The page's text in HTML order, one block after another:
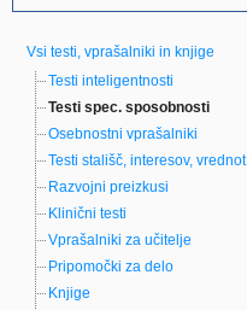
Vsi testi, vprašalniki in knjige
Testi inteligentnosti
Testi spec. sposobnosti
Osebnostni vprašalniki
Testi stališč, interesov, vrednot
Razvojni preizkusi
Klinični testi
Vprašalniki za učitelje
Pripomočki za delo
Knjige